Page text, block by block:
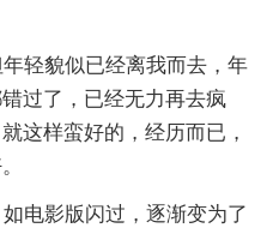
轻貌似已经离我而去，年
过了，已经无力再去疯
这样蛮好的，经历而已，
影版闪过，逐渐变为了